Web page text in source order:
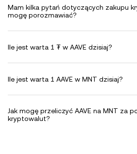
Mam kilka pytań dotyczących zakupu
mogę porozmawiać?
Ile jest warta 1 ₮ w AAVE dzisiaj?
Ile jest warta 1 AAVE w MNT dzisiaj?
Jak mogę przeliczyć AAVE na MNT za
kryptowalut?